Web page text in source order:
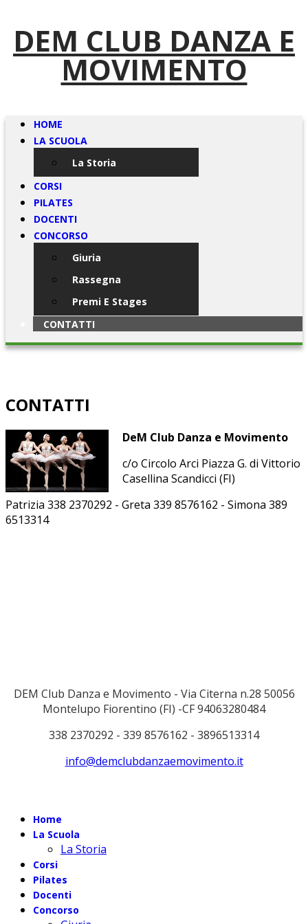
DEM CLUB DANZA E
MOVIMENTO
HOME
LA SCUOLA
La Storia
CORSI
PILATES
DOCENTI
CONCORSO
Giuria
Rassegna
Premi E Stages
CONTATTI
CONTATTI
DeM Club Danza e Movimento
c/o Circolo Arci Piazza G. di Vittorio
Casellina Scandicci (FI)
Patrizia 338 2370292 - Greta 339 8576162 - Simona 389
6513314
DEM Club Danza e Movimento - Via Citerna n.28 50056
Montelupo Fiorentino (FI) -CF 94063280484
338 2370292 - 339 8576162 - 3896513314
info@demclubdanzaemovimento.it
Home
La Scuola
La Storia
Corsi
Pilates
Docenti
Concorso